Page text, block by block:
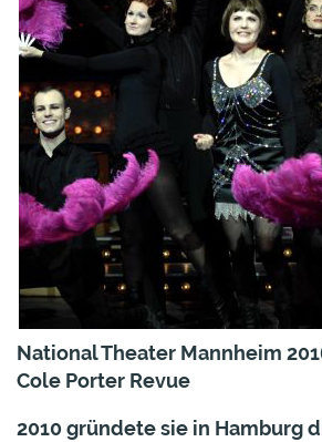
National Theater Mannheim
Cole Porter Revue
2010 gründete sie in Hamburg